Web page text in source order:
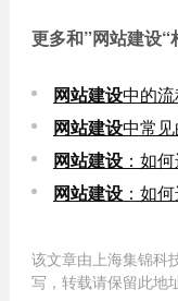
更多和”网站建设“
网站建设中的
网站建设中常
网站建设：如
网站建设：如
该文章由上海集锦科
写，转载请保留此地